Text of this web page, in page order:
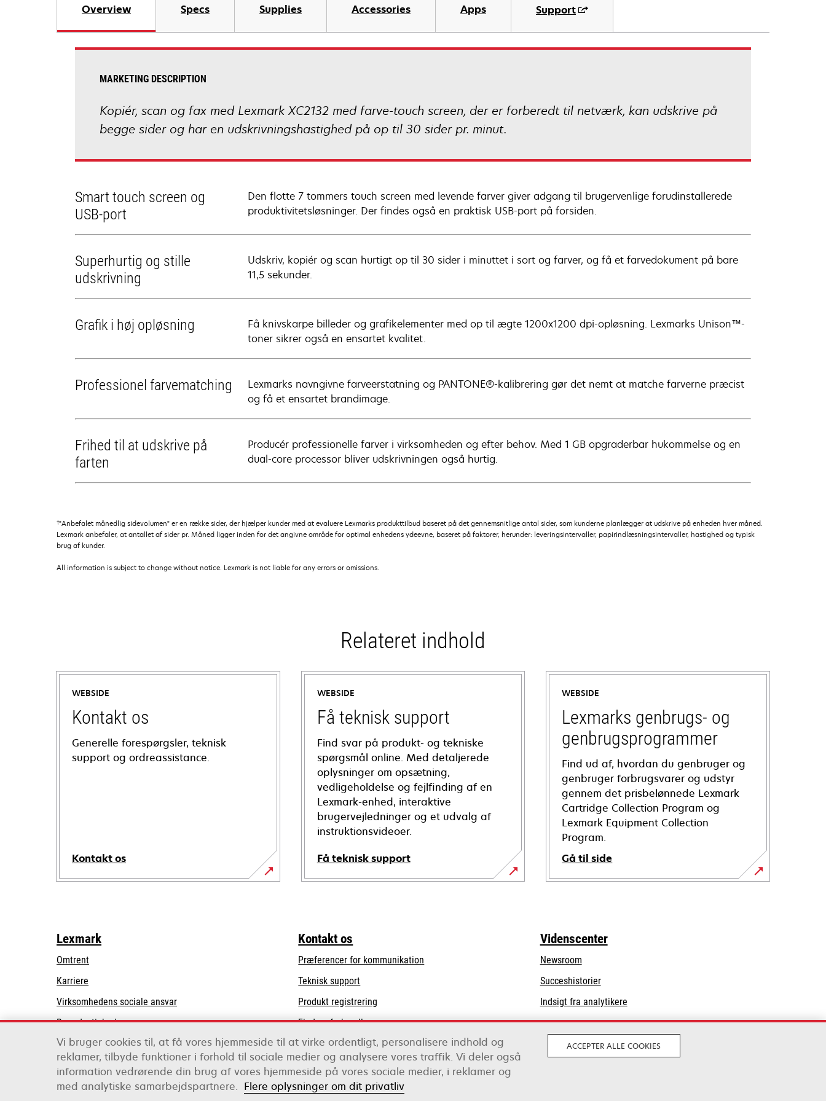
Overview Specs Supplies Accessories Apps Support
MARKETING DESCRIPTION
Kopiér, scan og fax med Lexmark XC2132 med farve-touch screen, der er forberedt til netværk, kan udskrive på
begge sider og har en udskrivningshastighed på op til 30 sider pr. minut.
Smart touch screen og
USB-port
Den flotte 7 tommers touch screen med levende farver giver adgang til brugervenlige forudinstallerede
produktivitetsløsninger. Der findes også en praktisk USB-port på forsiden.
Superhurtig og stille
udskrivning
Udskriv, kopiér og scan hurtigt op til 30 sider i minuttet i sort og farver, og få et farvedokument på bare
11,5 sekunder.
Grafik i høj opløsning
Få knivskarpe billeder og grafikelementer med op til ægte 1200x1200 dpi-opløsning. Lexmarks Unison™-
toner sikrer også en ensartet kvalitet.
Professionel farvematching
Lexmarks navngivne farveerstatning og PANTONE®-kalibrering gør det nemt at matche farverne præcist
og få et ensartet brandimage.
Frihed til at udskrive på
farten
Producér professionelle farver i virksomheden og efter behov. Med 1 GB opgraderbar hukommelse og en
dual-core processor bliver udskrivningen også hurtig.
†"Anbefalet månedlig sidevolumen" er en række sider, der hjælper kunder med at evaluere Lexmarks produkttilbud baseret på det gennemsnitlige antal sider, som kunderne planlægger at udskrive på enheden hver måned.
Lexmark anbefaler, at antallet af sider pr. Måned ligger inden for det angivne område for optimal enhedens ydeevne, baseret på faktorer, herunder: leveringsintervaller, papirindlæsningsintervaller, hastighed og typisk
brug af kunder.
All information is subject to change without notice. Lexmark is not liable for any errors or omissions.
Relateret indhold
WEBSIDE
Kontakt os
Generelle forespørgsler, teknisk
support og ordreassistance.
Kontakt os
WEBSIDE
Få teknisk support
Find svar på produkt- og tekniske
spørgsmål online. Med detaljerede
oplysninger om opsætning,
vedligeholdelse og fejlfinding af en
Lexmark-enhed, interaktive
brugervejledninger og et udvalg af
instruktionsvideoer.
Få teknisk support
opens
tab
WEBSIDE
Lexmarks genbrugs- og
genbrugsprogrammer
Find ud af, hvordan du genbruger og
genbruger forbrugsvarer og udstyr
gennem det prisbelønnede Lexmark
Cartridge Collection Program og
Lexmark Equipment Collection
Program.
Gå til side
Lexmark
Omtrent
Karriere
Virksomhedens sociale ansvaropens
new
tab
Bæredygtighed
Lexmark-partnere
Kontakt os
Præferencer for kommunikation
Teknisk supportopens
in
a
new
tab
Produkt registrering
Find en forhandler
Liste over grossister
Videnscenter
Newsroom
Succeshistorier
Indsigt fra analytikere
Lexmark International, Inc., et Xerox-selskab
©2026 Alle rettigheder forbeholdes.
Vi bruger cookies til, at få vores hjemmeside til at virke ordentligt, personalisere indhold og
reklamer, tilbyde funktioner i forhold til sociale medier og analysere vores traffik. Vi deler også
information vedrørende din brug af vores hjemmeside på vores sociale medier, i reklamer og
med analytiske samarbejdspartnere. Flere oplysninger om dit privatliv
ACCEPTER ALLE COOKIES